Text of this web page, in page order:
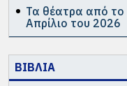
Τα θέατρα από
Απρίλιο του 2026
ΒΙΒΛΙΑ